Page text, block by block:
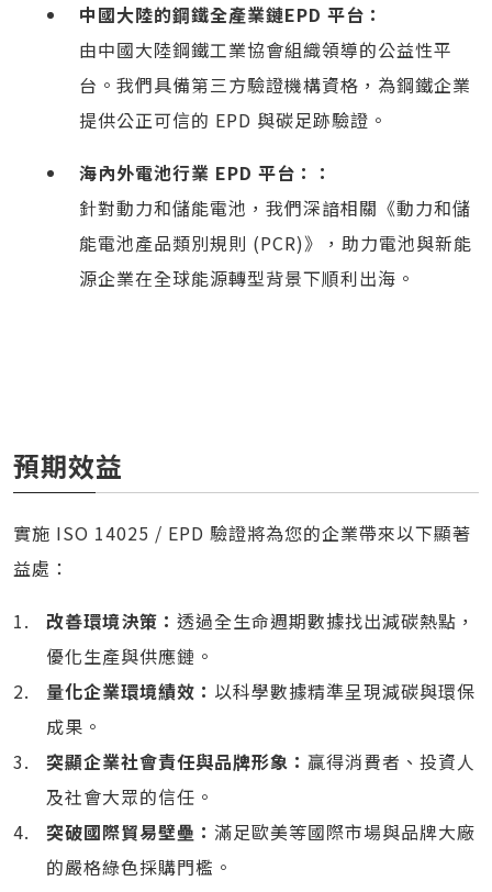
中國大陸的鋼鐵全產業鏈EPD 平台：
由中國大陸鋼鐵工業協會組織領導的公益性平
台。我們具備第三方驗證機構資格，為鋼鐵企業
提供公正可信的 EPD 與碳足跡驗證。
海內外電池行業 EPD 平台：：
針對動力和儲能電池，我們深諳相關《動力和儲
能電池產品類別規則 (PCR)》，助力電池與新能
源企業在全球能源轉型背景下順利出海。
預期效益
實施 ISO 14025 / EPD 驗證將為您的企業帶來以下顯著
益處：
改善環境決策： 透過全生命週期數據找出減碳熱點，
優化生產與供應鏈。
量化企業環境績效： 以科學數據精準呈現減碳與環保
成果。
突顯企業社會責任與品牌形象： 贏得消費者、投資人
及社會大眾的信任。
突破國際貿易壁壘： 滿足歐美等國際市場與品牌大廠
的嚴格綠色採購門檻。